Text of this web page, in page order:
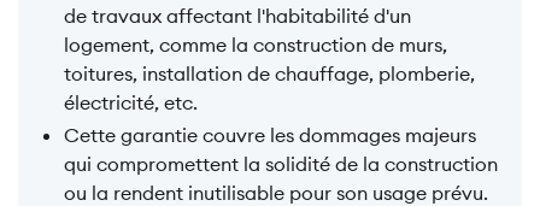
de travaux affectant l'habitabilité d'un
logement, comme la construction de murs,
toitures, installation de chauffage, plomberie,
électricité, etc.
Cette garantie couvre les dommages majeurs
qui compromettent la solidité de la construction
ou la rendent inutilisable pour son usage prévu.